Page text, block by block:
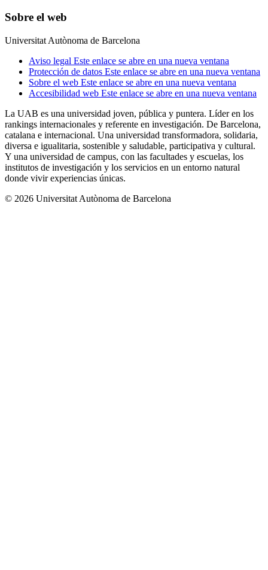
Sobre el web
Universitat Autònoma de Barcelona
Aviso legal Este enlace se abre en una nueva ventana
Protección de datos Este enlace se abre en una nueva ventana
Sobre el web Este enlace se abre en una nueva ventana
Accesibilidad web Este enlace se abre en una nueva ventana
La UAB es una universidad joven, pública y puntera. Líder en los
rankings internacionales y referente en investigación. De Barcelona,
catalana e internacional. Una universidad transformadora, solidaria,
diversa e igualitaria, sostenible y saludable, participativa y cultural.
Y una universidad de campus, con las facultades y escuelas, los
institutos de investigación y los servicios en un entorno natural
donde vivir experiencias únicas.
© 2026 Universitat Autònoma de Barcelona